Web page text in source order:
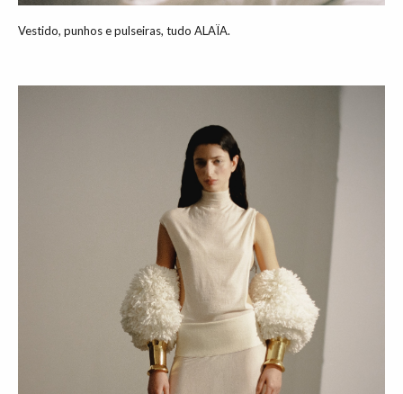
Vestido, punhos e pulseiras, tudo ALAÏA.